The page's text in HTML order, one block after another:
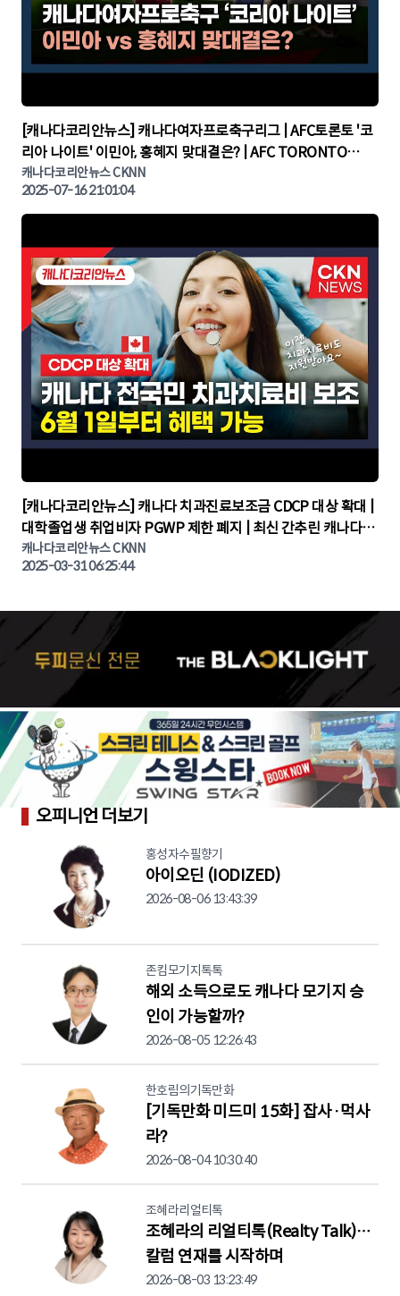
▶
[캐나다코리안뉴스] 캐나다여자프로축구리그 | AFC토론토 '코
리아 나이트' 이민아, 홍혜지 맞대결은? | AFC TORONTO
KOREA NIGHT | 캐나다뉴스 | 토론토뉴스
캐나다코리안뉴스 CKNN
2025-07-16 21:01:04
▶
[캐나다코리안뉴스] 캐나다 치과진료보조금 CDCP 대상 확대 |
대학졸업생 취업비자 PGWP 제한 폐지 | 최신 간추린 캐나다뉴
스 | CKNNEWS | 캐나다뉴스 | 토론토뉴스
캐나다코리안뉴스 CKNN
2025-03-31 06:25:44
오피니언 더보기
홍성자수필향기
아이오딘 (IODIZED)
2026-08-06 13:43:39
존킴모기지톡톡
해외 소득으로도 캐나다 모기지 승
인이 가능할까?
2026-08-05 12:26:43
한호림의기독만화
[기독만화 미드미 15화] 잡사·먹사
라?
2026-08-04 10:30:40
조혜라리얼티톡
조혜라의 리얼티톡(Realty Talk)…
칼럼 연재를 시작하며
2026-08-03 13:23:49